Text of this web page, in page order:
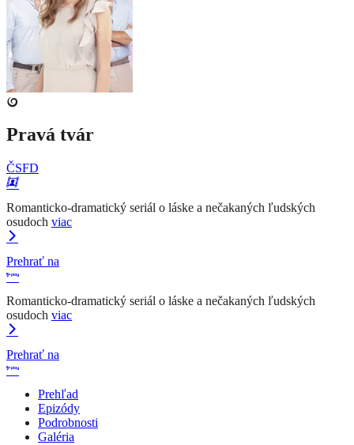
Pravá tvár
ČSFD
Romanticko-dramatický seriál o láske a nečakaných ľudských
osudoch viac
Prehrať na
Romanticko-dramatický seriál o láske a nečakaných ľudských
osudoch viac
Prehrať na
Prehľad
Epizódy
Podrobnosti
Galéria